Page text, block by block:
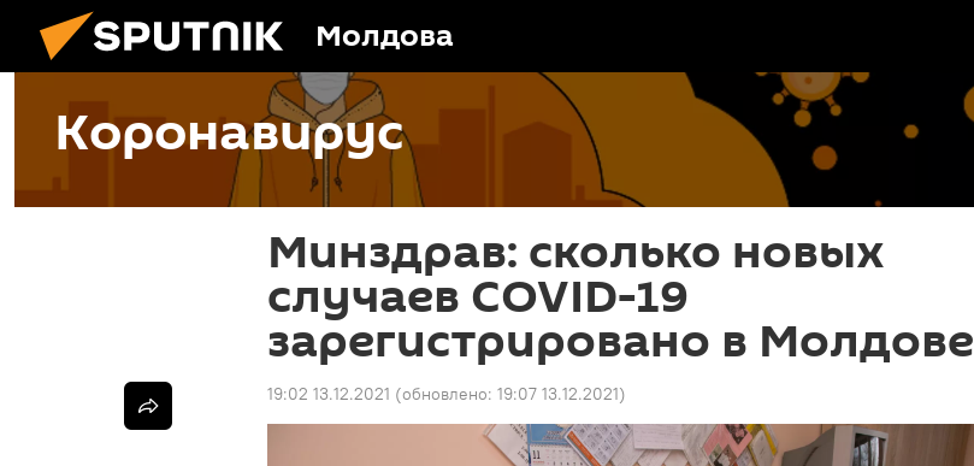
Молдова
Коронавирус
Минздрав: сколько новых
случаев COVID-19
зарегистрировано в Молдове
19:02 13.12.2021 (обновлено: 19:07 13.12.2021)